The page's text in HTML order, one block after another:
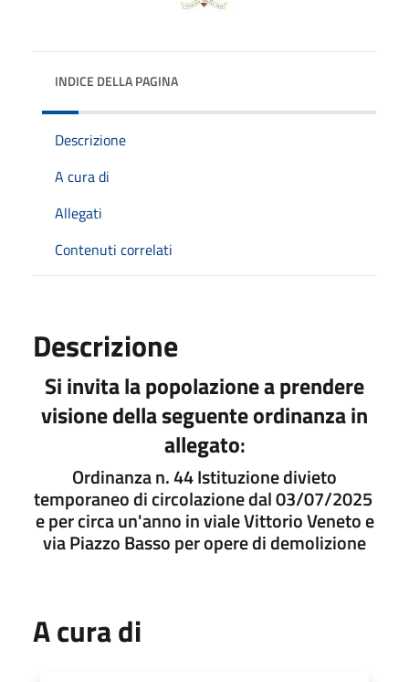
INDICE DELLA PAGINA
Descrizione
A cura di
Allegati
Contenuti correlati
Descrizione
Si invita la popolazione a prendere
visione della seguente ordinanza in
allegato:
Ordinanza n. 44 Istituzione divieto
temporaneo di circolazione dal 03/07/2025
e per circa un'anno in viale Vittorio Veneto e
via Piazzo Basso per opere di demolizione
A cura di